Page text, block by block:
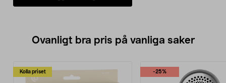
Ovanligt bra pris på vanliga saker
Kolla priset -25%